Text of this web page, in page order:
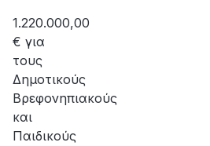
1.220.000,00
€ για
τους
Δημοτικούς
Βρεφονηπιακούς
και
Παιδικούς